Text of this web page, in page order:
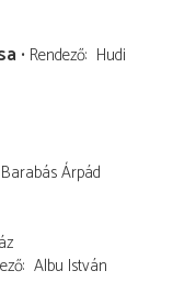
Rendező Hudi
Barabás Árpád
Albu István